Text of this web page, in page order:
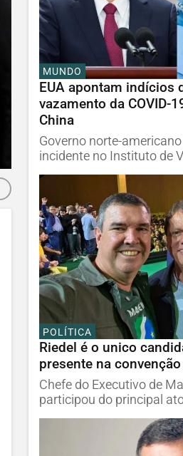
MUNDO
EUA apontam indícios
vazamento da COVID-
China
Governo norte-
incidente no Instituto de
POLÍTICA
Riedel é o unico
presente na
Chefe do Executivo de
participou do principal